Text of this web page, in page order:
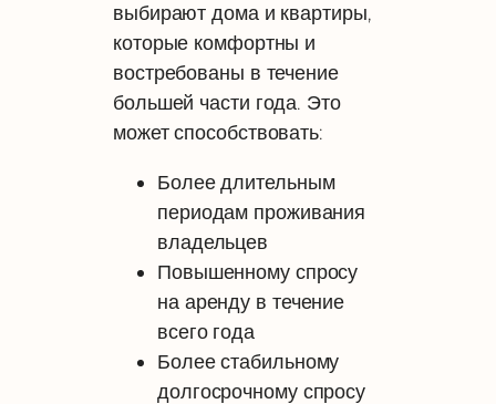
выбирают дома и квартиры,
которые комфортны и
востребованы в течение
большей части года. Это
может способствовать:
Более длительным
периодам проживания
владельцев
Повышенному спросу
на аренду в течение
всего года
Более стабильному
долгосрочному спросу